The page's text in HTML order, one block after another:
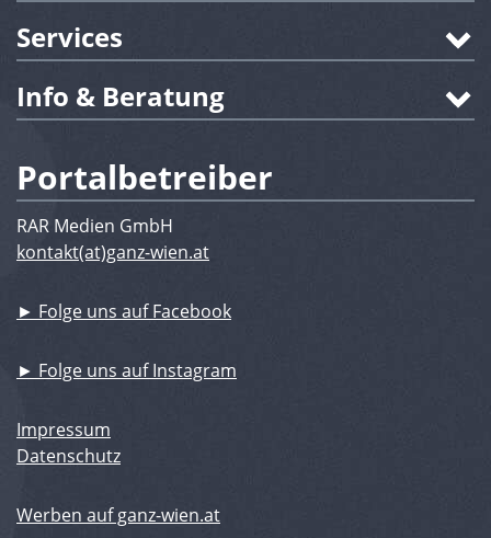
Services
Info & Beratung
Portalbetreiber
RAR Medien GmbH
kontakt(at)ganz-wien.at
► Folge uns auf Facebook
► Folge uns auf Instagram
Impressum
Datenschutz
Werben auf ganz-wien.at